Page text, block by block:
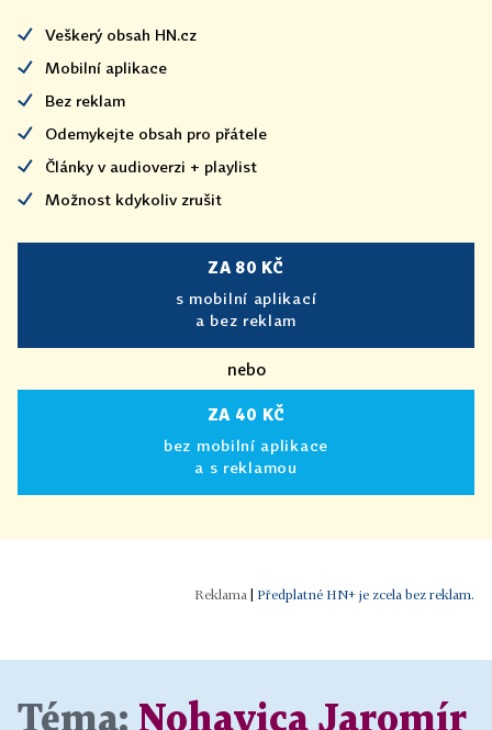
Veškerý obsah HN.cz
Mobilní aplikace
Bez reklam
Odemykejte obsah pro přátele
Články v audioverzi + playlist
Možnost kdykoliv zrušit
ZA 80 KČ
s mobilní aplikací
a bez reklam
nebo
ZA 40 KČ
bez mobilní aplikace
a s reklamou
Předplatné HN+ je zcela bez reklam.
Téma: Nohavica Jaromír